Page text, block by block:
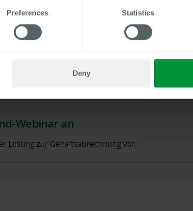
Preferences Statistics
Deny
manuelle Prüfungen, senken die
Nacharbeitskosten und entlasten Ihr Team.
Webinar an
Lösung zur Gehaltsabrechnung vor.